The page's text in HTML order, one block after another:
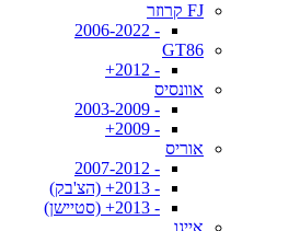
FJ קרוזר
- 2006-2022
GT86
- 2012+
אוונסיס
- 2003-2009
- 2009+
אוריס
- 2007-2012
- 2013+ (הצ'בק)
- 2013+ (סטיישן)
אייגו